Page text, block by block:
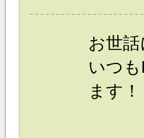
お世
いつ
ます！